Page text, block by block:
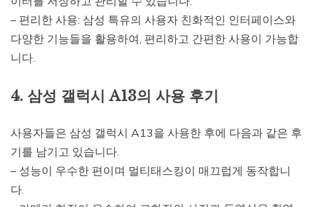
– 편리한 사용: 삼성 특유의 사용자 친화적인 인터페이스와
다양한 기능들을 활용하여, 편리하고 간편한 사용이 가능합
니다.
4. 삼성 갤럭시 A13의 사용 후기
사용자들은 삼성 갤럭시 A13을 사용한 후에 다음과 같은 후
기를 남기고 있습니다.
– 성능이 우수한 편이며 멀티태스킹이 매끄럽게 동작합니
다.